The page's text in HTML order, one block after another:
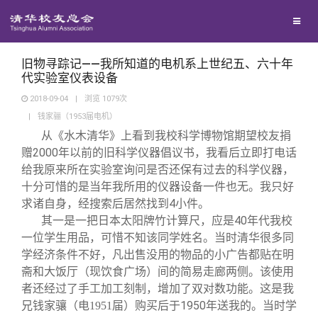
西南联大校友会
义工计划
新媒体平台
青春风采
校友文苑
校友讲坛
校友视界
校友服务
终身学习
校友总会
旧物寻踪记——我所知道的电机系上世纪五、六十年
代实验室仪表设备
2018-09-04 | 浏览 1079次
|
钱家骊（1953届电机）
从《水木清华》上看到我校科学博物馆期望校友捐
赠2000年以前的旧科学仪器倡议书，我看后立即打电话
给我原来所在实验室询问是否还保有过去的科学仪器，
十分可惜的是当年我所用的仪器设备一件也无。我只好
求诸自身，经搜索后居然找到4小件。
其一是一把日本太阳牌竹计算尺，应是40年代我校
一位学生用品，可惜不知该同学姓名。当时清华很多同
学经济条件不好，凡出售没用的物品的小广告都贴在明
斋和大饭厅 （现饮食广场） 间的简易走廊两侧。该使用
者还经过了手工加工刻制，增加了双对数功能。这是我
兄钱家骧 （电1951届） 购买后于1950年送我的。当时学